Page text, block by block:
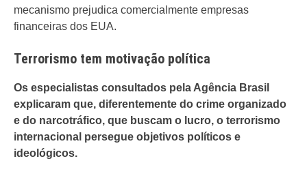
mecanismo prejudica comercialmente empresas
financeiras dos EUA.
Terrorismo tem motivação política
Os especialistas consultados pela Agência Brasil
explicaram que, diferentemente do crime organizado
e do narcotráfico, que buscam o lucro, o terrorismo
internacional persegue objetivos políticos e
ideológicos.